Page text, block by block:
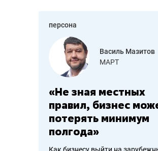
персона
Василь Мазитов
МАРТ
«Не зная местных
правил, бизнес
потерять минимум
полгода»